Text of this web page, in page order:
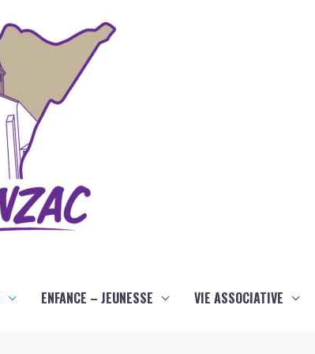
ENFANCE – JEUNESSE VIE ASSOCIATIVE